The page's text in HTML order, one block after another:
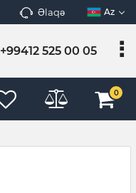
Əlaqə Az
+99412 525 00 05
0